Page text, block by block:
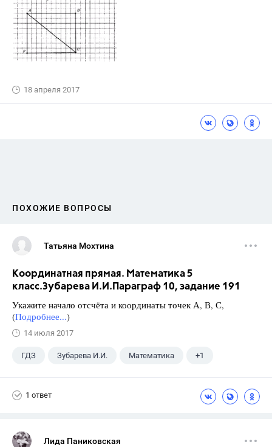
18 апреля 2017
ПОХОЖИЕ ВОПРОСЫ
Татьяна Мохтина
Координатная прямая. Математика 5
класс.Зубарева И.И.Параграф 10, задание 191
Укажите начало отсчёта и координаты точек А, В, С,
(Подробнее...)
14 июля 2017
ГДЗ Зубарева И.И. Математика +1
1 ответ
Лида Паниковская